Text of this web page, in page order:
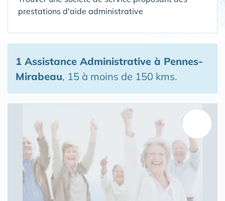
prestations d'aide administrative
1 Assistance Administrative à Pennes-
Mirabeau, 15 à moins de 150 kms.